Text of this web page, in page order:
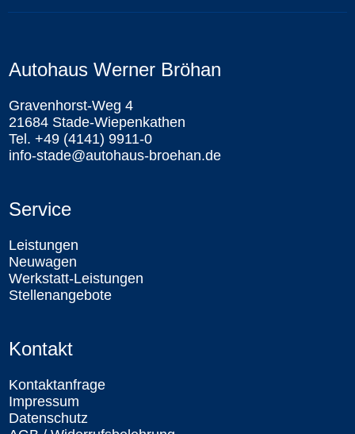
Autohaus Werner Bröhan
Gravenhorst-Weg 4
21684 Stade-Wiepenkathen
Tel. +49 (4141) 9911-0
info-stade@autohaus-broehan.de
Service
Leistungen
Neuwagen
Werkstatt-Leistungen
Stellenangebote
Kontakt
Kontaktanfrage
Impressum
Datenschutz